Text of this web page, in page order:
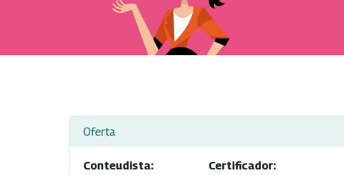
Oferta
Conteudista:
Certificador: